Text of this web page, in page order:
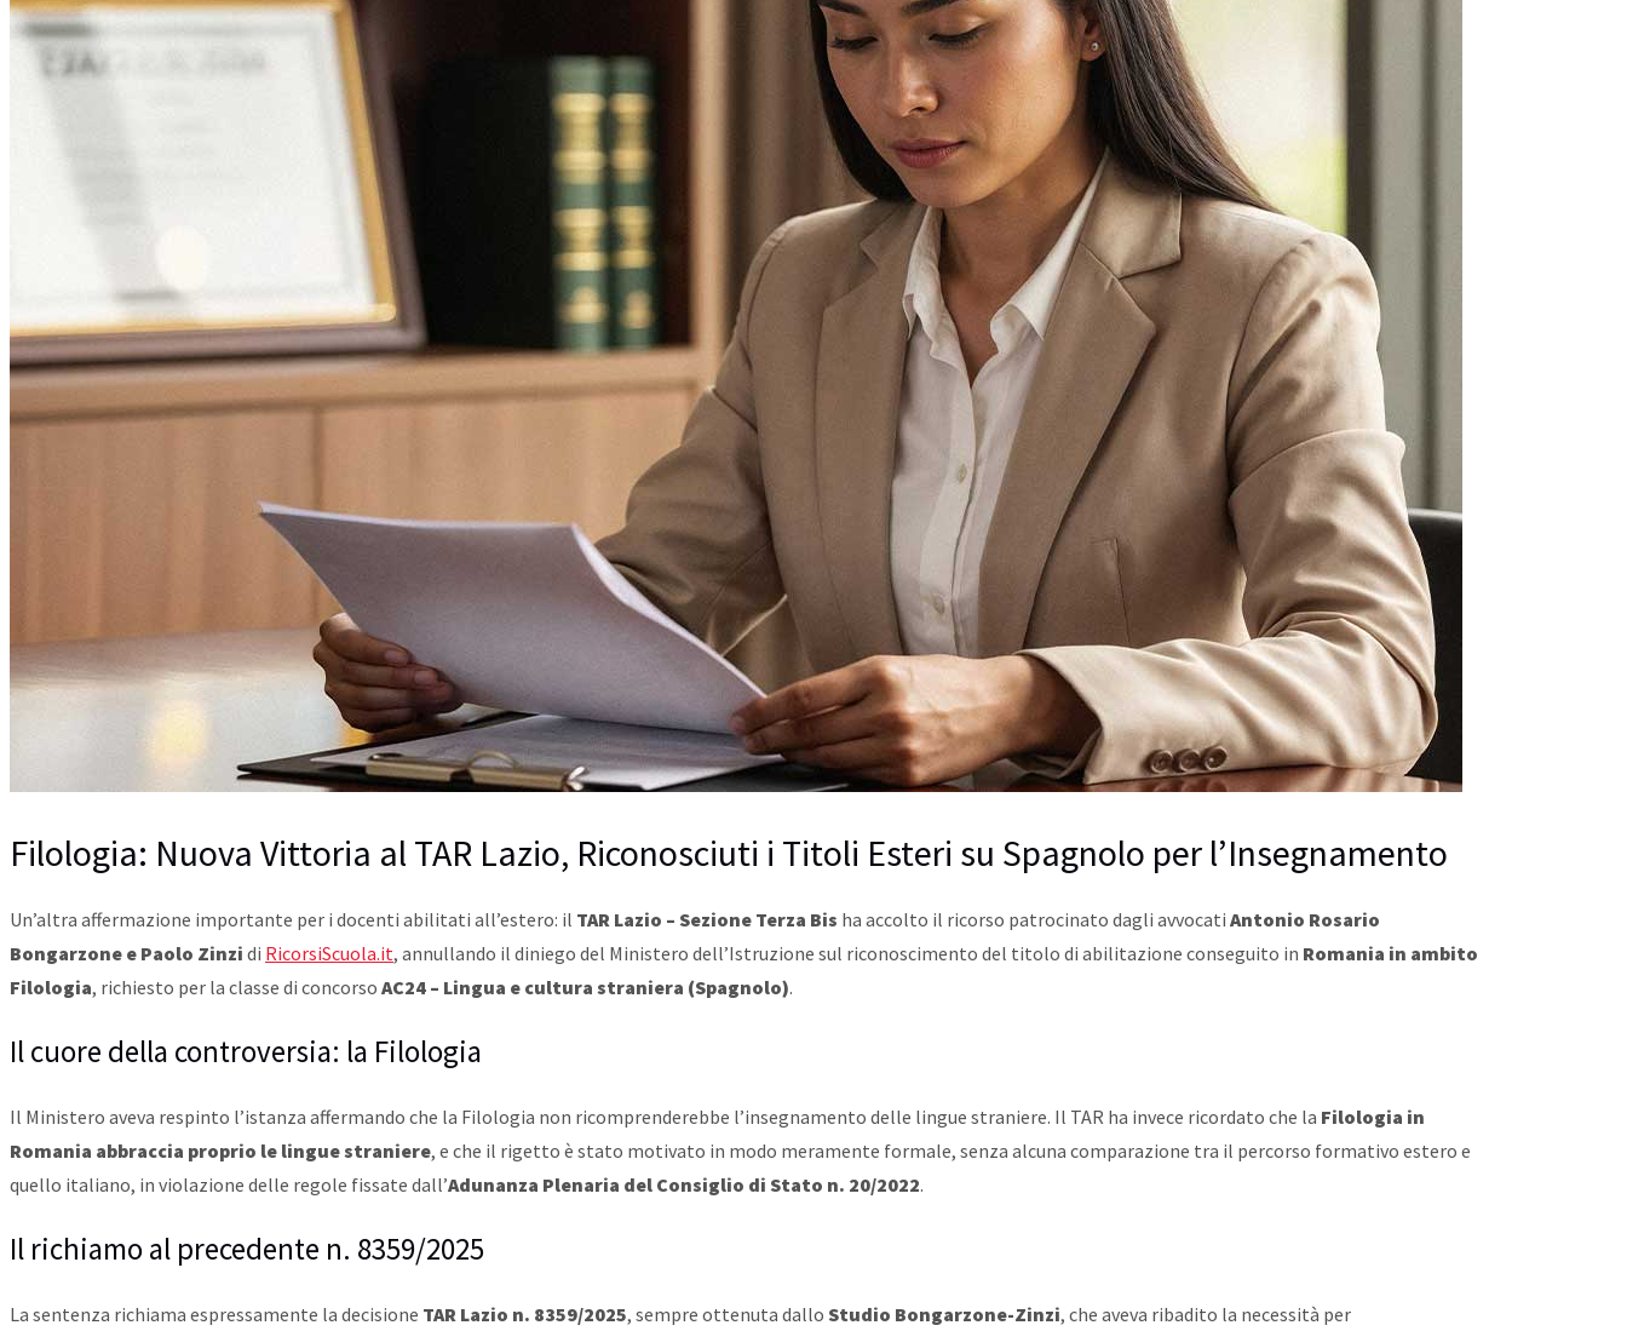
Filologia: Nuova Vittoria al TAR Lazio, Riconosciuti i Titoli Esteri su Spagnolo per l’Insegnamento
Un’altra affermazione importante per i docenti abilitati all’estero: il TAR Lazio – Sezione Terza Bis ha accolto il ricorso patrocinato dagli avvocati Antonio Rosario
Bongarzone e Paolo Zinzi di RicorsiScuola.it, annullando il diniego del Ministero dell’Istruzione sul riconoscimento del titolo di abilitazione conseguito in Romania in ambito
Filologia, richiesto per la classe di concorso AC24 – Lingua e cultura straniera (Spagnolo).
Il cuore della controversia: la Filologia
Il Ministero aveva respinto l’istanza affermando che la Filologia non ricomprenderebbe l’insegnamento delle lingue straniere. Il TAR ha invece ricordato che la Filologia in
Romania abbraccia proprio le lingue straniere, e che il rigetto è stato motivato in modo meramente formale, senza alcuna comparazione tra il percorso formativo estero e
quello italiano, in violazione delle regole fissate dall’Adunanza Plenaria del Consiglio di Stato n. 20/2022.
Il richiamo al precedente n. 8359/2025
La sentenza richiama espressamente la decisione TAR Lazio n. 8359/2025, sempre ottenuta dallo Studio Bongarzone-Zinzi, che aveva ribadito la necessità per